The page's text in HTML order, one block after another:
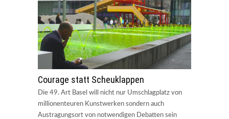
Courage statt Scheuklappen
Die 49. Art Basel will nicht nur Umschlagplatz von
millionenteuren Kunstwerken sondern auch
Austragungsort von notwendigen Debatten sein